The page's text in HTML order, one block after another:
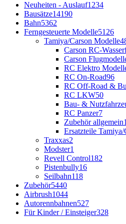
Neuheiten - Auslauf1234
Bausätze14190
Bahn5362
Ferngesteuerte Modelle5126
Tamiya/Carson Modelle
Carson RC-
Carson
RC Elektro
RC On-Road96
RC Off-Road &
RC LKW50
Bau- &
RC Panzer7
Zubehör allgemein
Ersatzteile Tamiya/
Traxxas2
Modster1
Revell Control182
Pistenbully16
Seilbahn118
Zubehör5440
Airbrush1044
Autorennbahnen527
Für Kinder / Einsteiger328